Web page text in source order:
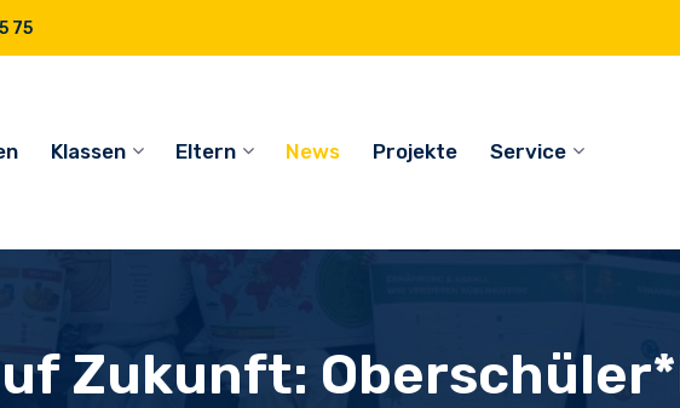
75
Klassen Eltern News Projekte Service
Zukunft: